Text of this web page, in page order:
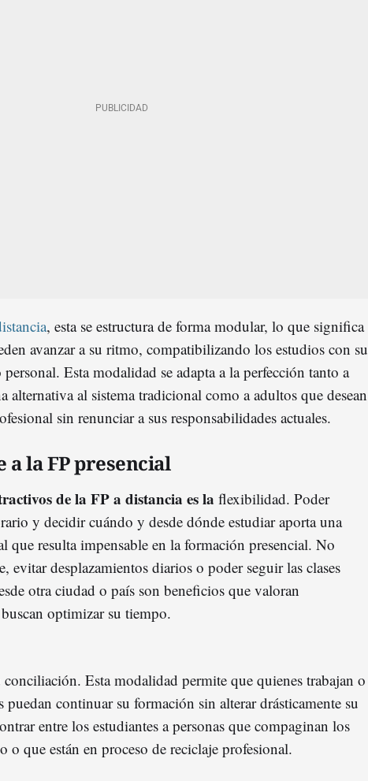
, esta se estructura de forma modular, lo que significa
avanzar a su ritmo, compatibilizando los estudios con su
Esta modalidad se adapta a la perfección tanto a
alternativa al sistema tradicional como a adultos que desean
sin renunciar a sus responsabilidades actuales.
la FP presencial
de la FP a distancia es la flexibilidad. Poder
y decidir cuándo y desde dónde estudiar aporta una
que resulta impensable en la formación presencial. No
evitar desplazamientos diarios o poder seguir las clases
otra ciudad o país son beneficios que valoran
optimizar su tiempo.
conciliación. Esta modalidad permite que quienes trabajan o
puedan continuar su formación sin alterar drásticamente su
entre los estudiantes a personas que compaginan los
o que están en proceso de reciclaje profesional.